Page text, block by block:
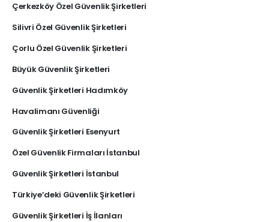
Çerkezköy Özel Güvenlik Şirketleri
Silivri Özel Güvenlik Şirketleri
Çorlu Özel Güvenlik Şirketleri
Büyük Güvenlik Şirketleri
Güvenlik Şirketleri Hadımköy
Havalimanı Güvenliği
Güvenlik Şirketleri Esenyurt
Özel Güvenlik Firmaları İstanbul
Güvenlik Şirketleri İstanbul
Türkiye’deki Güvenlik Şirketleri
Güvenlik Şirketleri İş İlanları